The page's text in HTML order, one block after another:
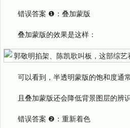
错误答案 ❶：叠加蒙版
叠加蒙版的效果是这样：
可以看到，半透明蒙版的饱和度通
且叠加蒙版还会降低背景图层的辨
错误答案 ❷：重新着色